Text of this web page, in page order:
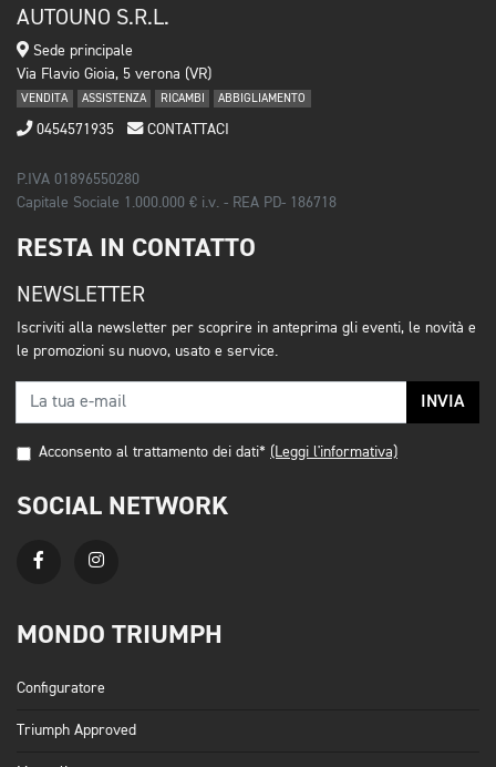
AUTOUNO S.R.L.
Sede principale
Via Flavio Gioia, 5 verona (VR)
VENDITA ASSISTENZA RICAMBI ABBIGLIAMENTO
0454571935 CONTATTACI
P.IVA 01896550280
Capitale Sociale 1.000.000 € i.v. - REA PD- 186718
RESTA IN CONTATTO
NEWSLETTER
Iscriviti alla newsletter per scoprire in anteprima gli eventi, le novità e
le promozioni su nuovo, usato e service.
INVIA
Acconsento al trattamento dei dati* (Leggi l'informativa)
SOCIAL NETWORK
MONDO TRIUMPH
Configuratore
Triumph Approved